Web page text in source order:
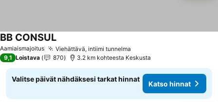
Aamiaismajoitus Viehättävä, intiimi tunnelma
BB CONSUL
9,1 Loistava 870 3.2 km kohteesta Keskusta
Valitse päivät nähdäksesi tarkat hinnat
Katso hinnat